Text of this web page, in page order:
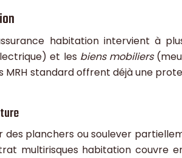
habitation intervient à
et les biens mobiliers
standard offrent déjà une
planchers ou soulever
multirisques habitation couvre